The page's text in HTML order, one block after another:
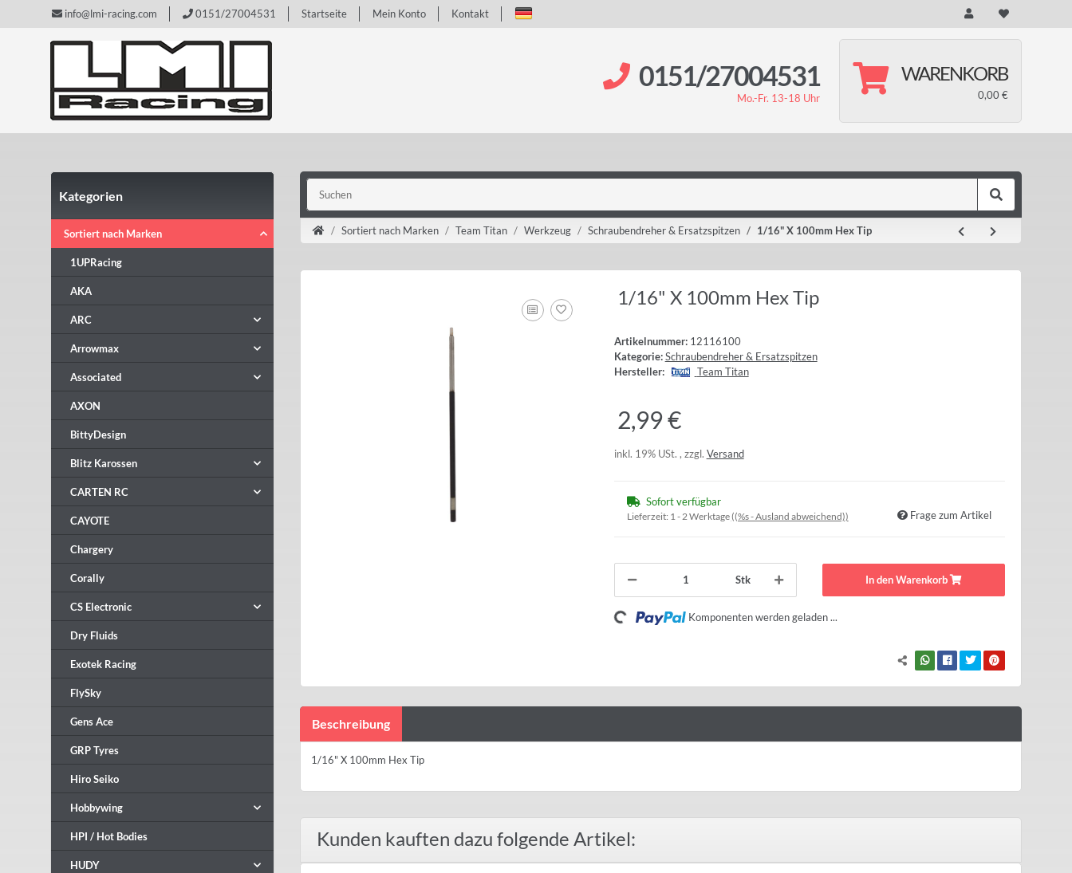
info@lmi-racing.com 0151/27004531 Startseite Mein Konto Kontakt
0151/27004531
Mo.-Fr. 13-18 Uhr
WARENKORB
0,00 €
Sortiert nach Marken Team Titan Werkzeug Schraubendreher & Ersatzspitzen 1/16" X 100mm Hex Tip
1/16" X 100mm Hex Tip
Artikelnummer: 12116100
Kategorie:Schraubendreher & Ersatzspitzen
Hersteller:
Team Titan
2,99 €
inkl. 19% USt. , zzgl. Versand
Sofort verfügbar
Lieferzeit: 1 - 2 Werktage((%s - Ausland abweichend)) Frage zum Artikel
Stk In den Warenkorb
Loading... Komponenten werden geladen ...
Beschreibung
1/16" X 100mm Hex Tip
Kunden kauften dazu folgende Artikel:
Kategorien
Sortiert nach Marken
1UPRacing
AKA
ARC
Arrowmax
Associated
AXON
BittyDesign
Blitz Karossen
CARTEN RC
CAYOTE
Chargery
Corally
CS Electronic
Dry Fluids
Exotek Racing
FlySky
Gens Ace
GRP Tyres
Hiro Seiko
Hobbywing
HPI / Hot Bodies
HUDY